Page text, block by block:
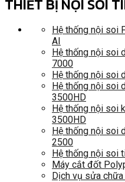
THIẾT BỊ NỘI SOI
Hệ thống nội soi
AI
Hệ thống nội soi
7000
Hệ thống nội soi
Hệ thống nội soi
3500HD
Hệ thống nội soi
3500HD
Hệ thống nội soi
2500
Hệ thống nội soi
Máy cắt đốt
Dịch vụ sửa